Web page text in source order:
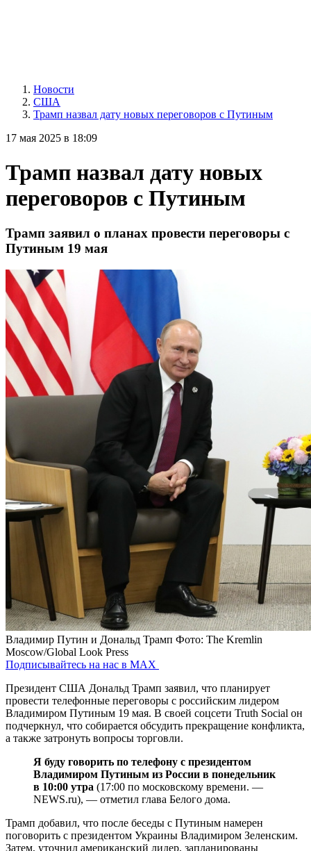
Новости
США
Трамп назвал дату новых переговоров с Путиным
17 мая 2025 в 18:09
Трамп назвал дату новых
переговоров с Путиным
Трамп заявил о планах провести переговоры с
Путиным 19 мая
Владимир Путин и Дональд Трамп Фото: The Kremlin
Moscow/Global Look Press
Подписывайтесь на нас в MAX
Президент США Дональд Трамп заявил, что планирует
провести телефонные переговоры с российским лидером
Владимиром Путиным 19 мая. В своей соцсети Truth Social он
подчеркнул, что собирается обсудить прекращение конфликта,
а также затронуть вопросы торговли.
Я буду говорить по телефону с президентом
Владимиром Путиным из России в понедельник
в 10:00 утра (17:00 по московскому времени. —
NEWS.ru), — отметил глава Белого дома.
Трамп добавил, что после беседы с Путиным намерен
поговорить с президентом Украины Владимиром Зеленским.
Затем, уточнил американский лидер, запланированы